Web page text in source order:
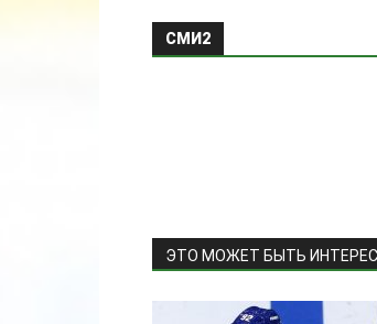
Агент Матвеев
оценил подписание «Сибирью»